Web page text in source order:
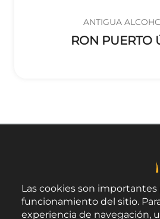
ANTIGUA
RON PUERTO
Las cookies son importantes
funcionamiento del sitio.
experiencia de navegación,